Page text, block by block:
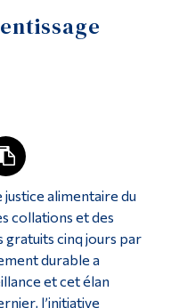
alimentaire du
collations et des
gratuits cinq jours par
durable a
et cet élan
l’initiative